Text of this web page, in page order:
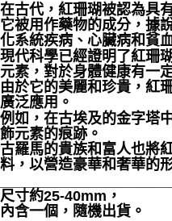
在古代，紅珊瑚被認為具
它被用作藥物的成分，據
化系統疾病、心臟病和貧
現代科學已經證明了紅珊
元素，對於身體健康有一
由於它的美麗和珍貴，紅
廣泛應用。
例如，在古埃及的金字塔
飾元素的痕跡。
古羅馬的貴族和富人也將
料，以營造豪華和奢華的
尺寸約25-40mm，
內含一個，隨機出貨。